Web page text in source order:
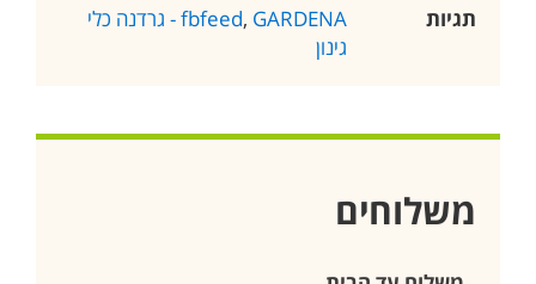
תגיות
fbfeed,
GARDENA - גרדנה כלי
גינון
משלוחים